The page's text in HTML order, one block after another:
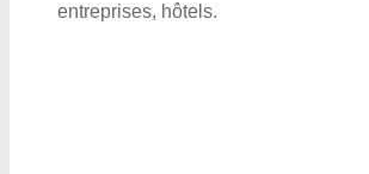
entreprises, hôtels.